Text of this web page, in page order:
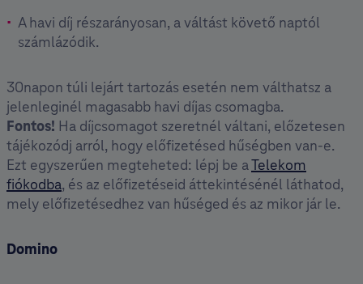
A havi díj részarányosan, a váltást követő naptól
számlázódik.
30napon túli lejárt tartozás esetén nem válthatsz a
jelenleginél magasabb havi díjas csomagba.
Fontos! Ha díjcsomagot szeretnél váltani, előzetesen
tájékozódj arról, hogy előfizetésed hűségben van-e.
Ezt egyszerűen megteheted: lépj be aTelekom
fiókodba, és az előfizetéseid áttekintésénél láthatod,
mely előfizetésedhez van hűséged és az mikor jár le.
Domino